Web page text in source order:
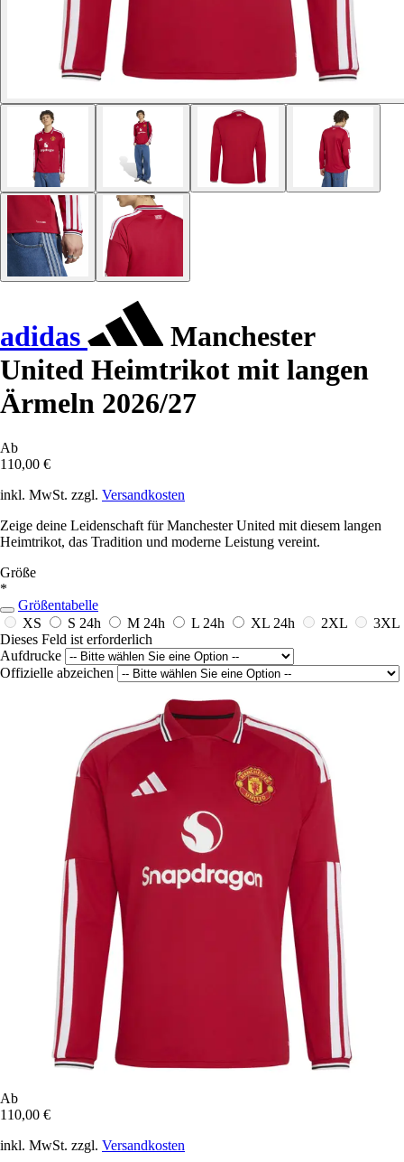
adidas
Manchester
United Heimtrikot mit langen
Ärmeln 2026/27
Ab
110,00 €
inkl. MwSt. zzgl. Versandkosten
Zeige deine Leidenschaft für Manchester United mit diesem langen
Heimtrikot, das Tradition und moderne Leistung vereint.
Größe
*
Größentabelle
XS
S 24h M 24h L 24h XL 24h 2XL
3XL
Dieses Feld ist erforderlich
Aufdrucke
Offizielle abzeichen
Ab
110,00 €
inkl. MwSt. zzgl. Versandkosten